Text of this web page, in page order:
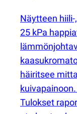
Näytteen
25 kPa
häiritsee
Tulokset